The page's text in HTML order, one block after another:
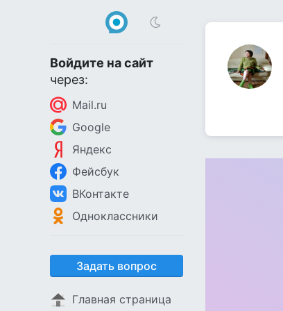
Войдите на сайт
через:
Mail.ru
Google
Яндекс
Фейсбук
ВКонтакте
Одноклассники
Задать вопрос
Главная страница